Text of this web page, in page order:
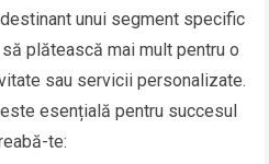
unui segment specific
plătească mai mult pentru o
sau servicii personalizate.
esențială pentru succesul
te: